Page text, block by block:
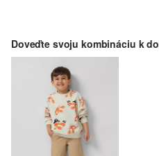
Doveďte svoju kombináciu k